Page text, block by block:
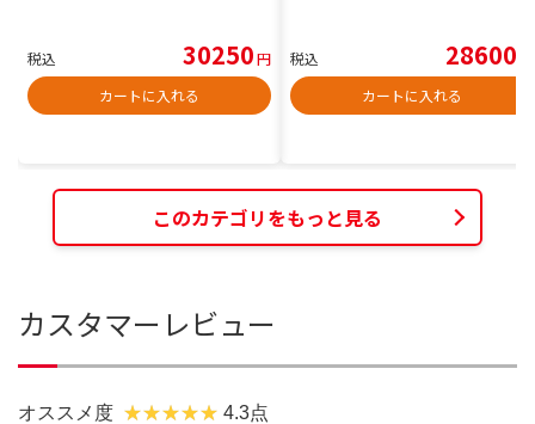
税込 30250円
カートに入れる
税込 28600
カートに入れる
このカテゴリをもっと見る
カスタマーレビュー
オススメ度 4.3点